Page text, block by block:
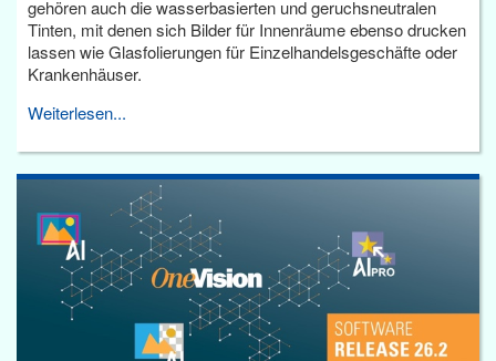
gehören auch die wasserbasierten und geruchsneutralen
Tinten, mit denen sich Bilder für Innenräume ebenso drucken
lassen wie Glasfolierungen für Einzelhandelsgeschäfte oder
Krankenhäuser.
Weiterlesen...